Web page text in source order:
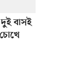
বাসই